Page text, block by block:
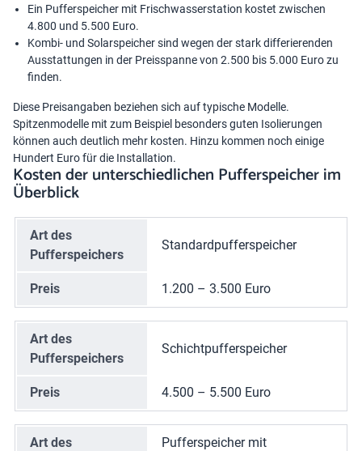
Ein Pufferspeicher mit Frischwasserstation kostet zwischen
4.800 und 5.500 Euro.
Kombi- und Solarspeicher sind wegen der stark differierenden
Ausstattungen in der Preisspanne von 2.500 bis 5.000 Euro zu
finden.
Diese Preisangaben beziehen sich auf typische Modelle.
Spitzenmodelle mit zum Beispiel besonders guten Isolierungen
können auch deutlich mehr kosten. Hinzu kommen noch einige
Hundert Euro für die Installation.
Kosten der unterschiedlichen Pufferspeicher im
Überblick
Art des
Pufferspeichers
Standardpufferspeicher
Preis 1.200 – 3.500 Euro
Art des
Pufferspeichers
Schichtpufferspeicher
Preis 4.500 – 5.500 Euro
Art des
Pufferspeicher mit